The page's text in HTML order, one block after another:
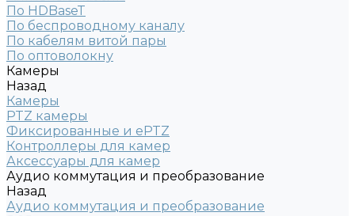
По HDBaseT
По беспроводному каналу
По кабелям витой пары
По оптоволокну
Камеры
Назад
Камеры
PTZ камеры
Фиксированные и ePTZ
Контроллеры для камер
Аксессуары для камер
Аудио коммутация и преобразование
Назад
Аудио коммутация и преобразование